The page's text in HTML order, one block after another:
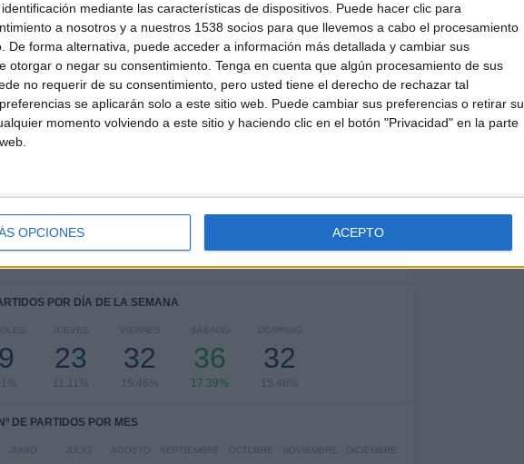
mediante las características de dispositivos. Puede hacer clic para
a nosotros y a nuestros 1538 socios para que llevemos a cabo el procesamiento
De forma alternativa, puede acceder a información más detallada y cambiar sus
otorgar o negar su consentimiento. Tenga en cuenta que algún procesamiento de sus
no requerir de su consentimiento, pero usted tiene el derecho de rechazar tal
se aplicarán solo a este sitio web. Puede cambiar sus preferencias o retirar su
momento volviendo a este sitio y haciendo clic en el botón "Privacidad" en la parte
OPCIONES ACEPTO
TOTAL
68
RIVALES
MÁXIMO
21
VS Francia
TOTAL
21
COMPETICIONES
RANKING POR COMPETICIONES
Ver ranking completo
POR DÍA DE LA SEMANA
JUEVES
23
11.11%
VIERNES
32
15.46%
SÁBADO
36
17.39%
DOMINGO
32
15.46%
Nº DE PARTIDOS POR MES
JUNIO JULIO AGOSTO SEPTIEMBRE OCTUBRE NOVIEMBRE DICIEMBRE